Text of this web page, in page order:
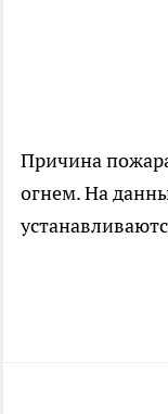
Причина
огнем. На